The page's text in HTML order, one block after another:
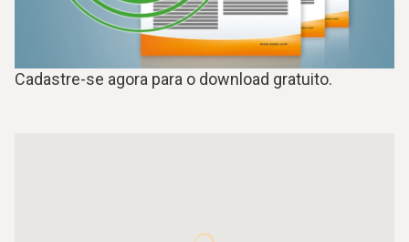
Cadastre-se agora para o download gratuito.